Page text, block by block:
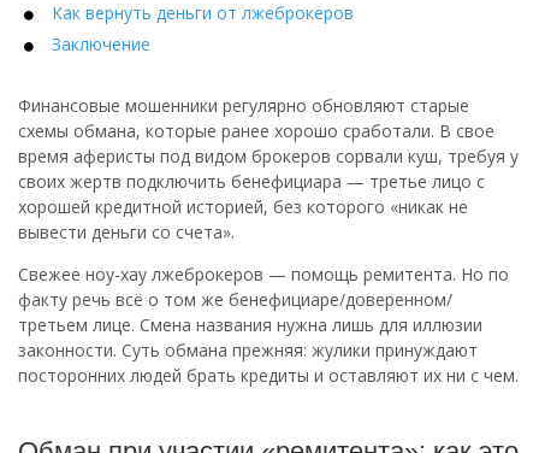
Как вернуть деньги от лжеброкеров
Заключение
Финансовые мошенники регулярно обновляют старые
схемы обмана, которые ранее хорошо сработали. В свое
время аферисты под видом брокеров сорвали куш, требуя у
своих жертв подключить бенефициара — третье лицо с
хорошей кредитной историей, без которого «никак не
вывести деньги со счета».
Свежее ноу-хау лжеброкеров — помощь ремитента. Но по
факту речь всё о том же бенефициаре/доверенном/
третьем лице. Смена названия нужна лишь для иллюзии
законности. Суть обмана прежняя: жулики принуждают
посторонних людей брать кредиты и оставляют их ни с чем.